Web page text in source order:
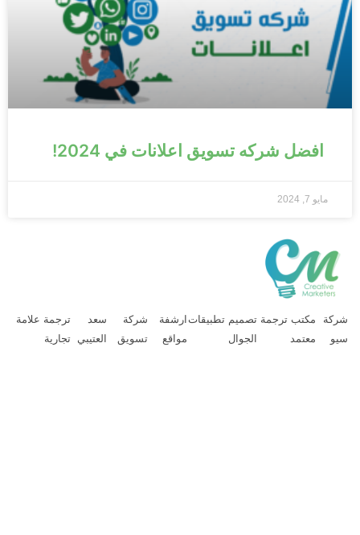
افضل شركه تسويق اعلانات في 2024!
مايو 7, 2024
مكتب ترجمة
معتمد
تصميم تطبيقات
الجوال
ارشفة
مواقع
شركة
تسويق
سعد
العتيبي
ترجمة علامة
تجارية